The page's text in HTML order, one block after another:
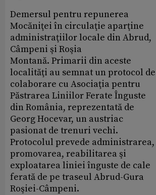
Demersul pentru repunerea
Mocăniţei în circulaţie aparţine
administraţiilor locale din Abrud,
Câmpeni şi Roşia
Montană. Primarii din aceste
localităţi au semnat un protocol de
colaborare cu Asociaţia pentru
Păstrarea Liniilor Ferate Înguste
din România, reprezentată de
Georg Hocevar, un austriac
pasionat de trenuri vechi.
Protocolul prevede administrarea,
promovarea, reabilitarea şi
exploatarea liniei înguste de cale
ferată de pe traseul Abrud-Gura
Roşiei-Câmpeni.